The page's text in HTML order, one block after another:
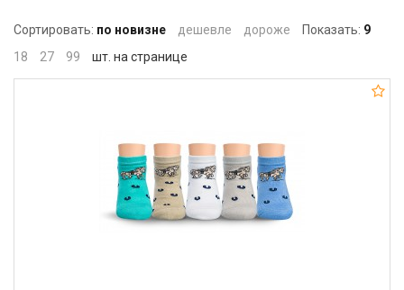
Сортировать: по новизне дешевле дороже Показать: 9
18
27 99 шт. на странице